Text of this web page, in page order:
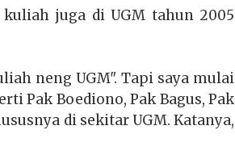
juga di UGM tahun 2005
neng UGM". Tapi saya mulai
Pak Boediono, Pak Bagus, Pak
di sekitar UGM. Katanya,